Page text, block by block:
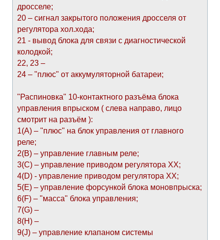
дросселе;
20 – сигнал закрытого положения дросселя от
регулятора хол.хода;
21 - вывод блока для связи с диагностической
колодкой;
22, 23 –
24 – "плюс" от аккумуляторной батареи;
"Распиновка" 10-контактного разъёма блока
управления впрыском ( слева направо, лицо
смотрит на разъём ):
1(А) – "плюс" на блок управления от главного
реле;
2(В) – управление главным реле;
3(С) – управление приводом регулятора ХХ;
4(D) - управление приводом регулятора ХХ;
5(E) – управление форсункой блока моновпрыска;
6(F) – "масса" блока управления;
7(G) –
8(H) –
9(J) – управление клапаном системы